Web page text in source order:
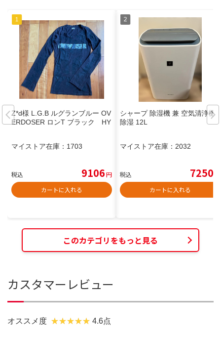
Z*d様 L.G.B ルグランブルー OV
ERDOSER ロンT ブラック HY
マイストア在庫： 1703
税込 9106円
カートに入れる
シャープ 除湿機 兼 空気清浄機
除湿 12L
マイストア在庫： 2032
税込 7250
カートに入れる
このカテゴリをもっと見る
カスタマーレビュー
オススメ度 4.6点